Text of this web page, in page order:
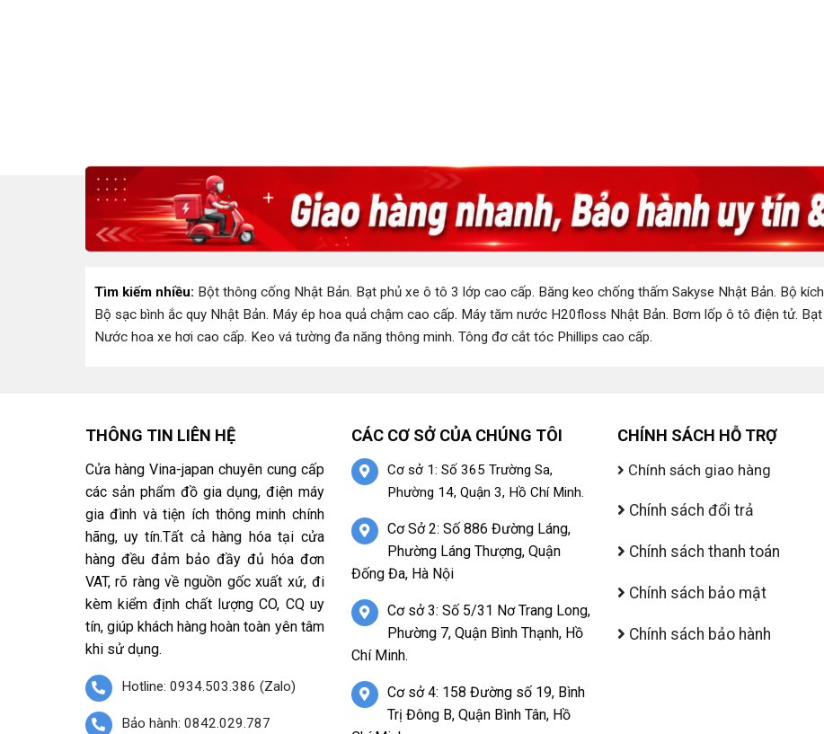
Tìm kiếm nhiều: Bột thông cống Nhật Bản. Bạt phủ xe ô tô 3 lớp cao cấp. Băng keo chống thấm Sakyse Nhật Bản. Bộ
Bộ sạc bình ắc quy Nhật Bản. Máy ép hoa quả chậm cao cấp. Máy tăm nước H20floss Nhật Bản. Bơm lốp ô tô điện tử.
Nước hoa xe hơi cao cấp. Keo vá tường đa năng thông minh. Tông đơ cắt tóc Phillips cao cấp.
THÔNG TIN LIÊN HỆ
Cửa hàng Vina-japan chuyên cung cấp
các sản phẩm đồ gia dụng, điện máy
gia đình và tiện ích thông minh chính
hãng, uy tín.Tất cả hàng hóa tại cửa
hàng đều đảm bảo đầy đủ hóa đơn
VAT, rõ ràng về nguồn gốc xuất xứ, đi
kèm kiểm định chất lượng CO, CQ uy
tín, giúp khách hàng hoàn toàn yên tâm
khi sử dụng.
Hotline: 0934.503.386 (Zalo)
Bảo hành: 0842.029.787
CÁC CƠ SỞ CỦA CHÚNG TÔI
Cơ sở 1: Số 365 Trường Sa,
Phường 14, Quận 3, Hồ Chí Minh.
Cơ Sở 2: Số 886 Đường Láng,
Phường Láng Thượng, Quận
Đống Đa, Hà Nội
Cơ sở 3: Số 5/31 Nơ Trang Long,
Phường 7, Quận Bình Thạnh, Hồ
Chí Minh.
Cơ sở 4: 158 Đường số 19, Bình
Trị Đông B, Quận Bình Tân, Hồ
CHÍNH SÁCH HỖ TRỢ
Chính sách giao hàng
Chính sách đổi trả
Chính sách thanh toán
Chính sách bảo mật
Chính sách bảo hành